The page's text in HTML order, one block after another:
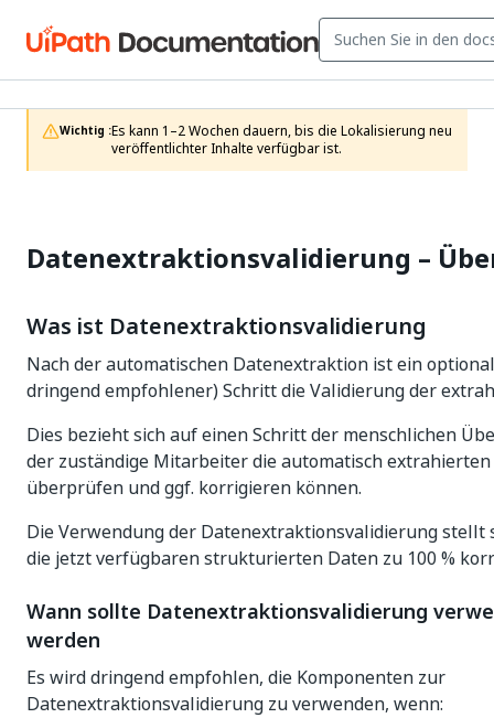
Wichtig :Es kann 1–2 Wochen dauern, bis die Lokalisierung neu
veröffentlichter Inhalte verfügbar ist.
Datenextraktionsvalidierung –
Was ist Datenextraktionsvalidierung
Nach der automatischen Datenextraktion ist ein
dringend empfohlener) Schritt die Validierung der
Dies bezieht sich auf einen Schritt der menschlichen
der zuständige Mitarbeiter die automatisch extrahierten
überprüfen und ggf. korrigieren können.
Die Verwendung der Datenextraktionsvalidierung stellt
die jetzt verfügbaren strukturierten Daten zu 100 %
Wann sollte Datenextraktionsvalidierung
werden
Es wird dringend empfohlen, die Komponenten zur
Datenextraktionsvalidierung zu verwenden, wenn: